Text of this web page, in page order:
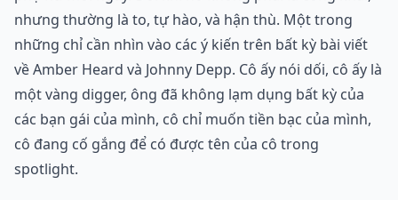
nhưng thường là to, tự hào, và hận thù. Một trong
những chỉ cần nhìn vào các ý kiến trên bất kỳ bài viết
về Amber Heard và Johnny Depp. Cô ấy nói dối, cô ấy là
một vàng digger, ông đã không lạm dụng bất kỳ của
các bạn gái của mình, cô chỉ muốn tiền bạc của mình,
cô đang cố gắng để có được tên của cô trong
spotlight.